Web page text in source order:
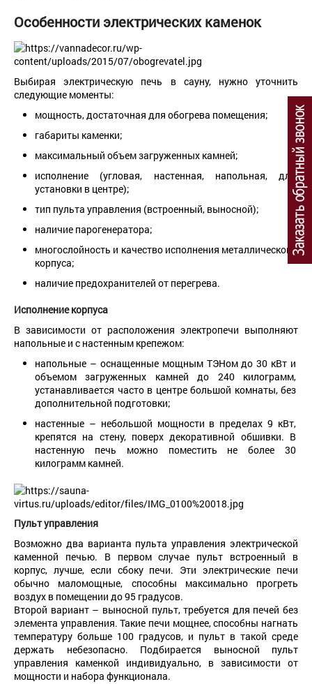
Особенности электрическихкаменок
Выбирая электрическую печь в сауну, нужно уточнить
следующие моменты:
мощность, достаточная для обогрева помещения;
габариты каменки;
максимальный объем загруженных камней;
исполнение (угловая, настенная, напольная, для
установки в центре);
тип пульта управления (встроенный, выносной);
наличие парогенератора;
многослойность и качество исполнения металлического
корпуса;
наличие предохранителей от перегрева.
Исполнение корпуса
В зависимости от расположения электропечи выполняют
напольные и с настенным крепежом:
напольные – оснащенные мощным ТЭНом до 30 кВт и
объемом загруженных камней до 240 килограмм,
устанавливается часто в центре большой комнаты, без
дополнительной подготовки;
настенные – небольшой мощности в пределах 9 кВт,
крепятся на стену, поверх декоративной обшивки. В
настенную печь можно поместить не более 30
килограмм камней.
Пульт управления
Возможно два варианта пульта управления электрической
каменной печью. В первом случае пульт встроенный в
корпус, лучше, если сбоку печи. Эти электрические печи
обычно маломощные, способны максимально прогреть
воздух в помещении до 95 градусов.
Второй вариант – выносной пульт, требуется для печей без
элемента управления. Такие печи мощнее, способны нагнать
температуру больше 100 градусов, и пульт в такой среде
держать небезопасно. Подбирается выносной пульт
управления каменкой индивидуально, в зависимости от
мощности и набора функционала.